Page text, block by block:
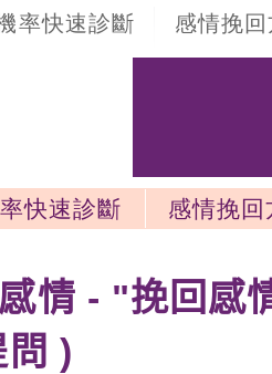
率快速診斷 感情挽
快速診斷
感情挽
情 - "挽回感
)